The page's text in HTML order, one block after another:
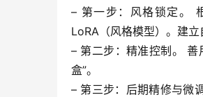
– 第一步：风格锁定。
LoRA（风格模型）。 建立
– 第二步：精准控制。 善
盒”。
– 第三步：后期精修与微调